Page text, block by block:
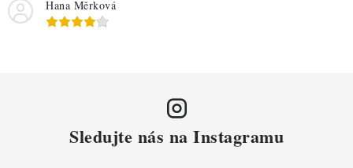
Hana Měrková
Sledujte nás na Instagramu